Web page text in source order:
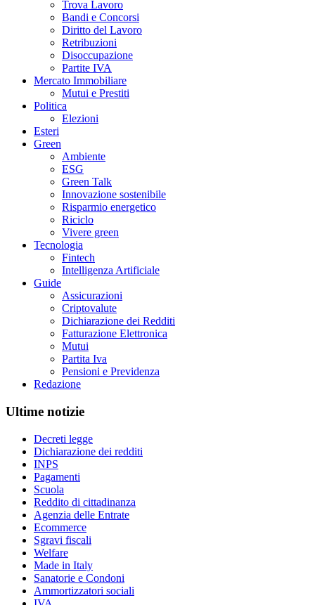
Trova Lavoro
Bandi e Concorsi
Diritto del Lavoro
Retribuzioni
Disoccupazione
Partite IVA
Mercato Immobiliare
Mutui e Prestiti
Politica
Elezioni
Esteri
Green
Ambiente
ESG
Green Talk
Innovazione sostenibile
Risparmio energetico
Riciclo
Vivere green
Tecnologia
Fintech
Intelligenza Artificiale
Guide
Assicurazioni
Criptovalute
Dichiarazione dei Redditi
Fatturazione Elettronica
Mutui
Partita Iva
Pensioni e Previdenza
Redazione
Ultime notizie
Decreti legge
Dichiarazione dei redditi
INPS
Pagamenti
Scuola
Reddito di cittadinanza
Agenzia delle Entrate
Ecommerce
Sgravi fiscali
Welfare
Made in Italy
Sanatorie e Condoni
Ammortizzatori sociali